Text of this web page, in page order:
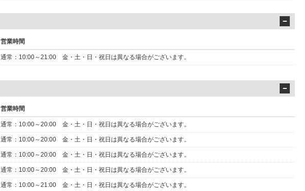
営業時間
通常：10:00～21:00 金・土・日・祝日は異なる場合がございます。
営業時間
通常：10:00～20:00 金・土・日・祝日は異なる場合がございます。
通常：10:00～20:00 金・土・日・祝日は異なる場合がございます。
通常：10:00～20:00 金・土・日・祝日は異なる場合がございます。
通常：10:00～20:00 金・土・日・祝日は異なる場合がございます。
通常：10:00～21:00 金・土・日・祝日は異なる場合がございます。